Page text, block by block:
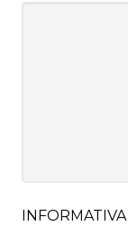
INFORMATIVA